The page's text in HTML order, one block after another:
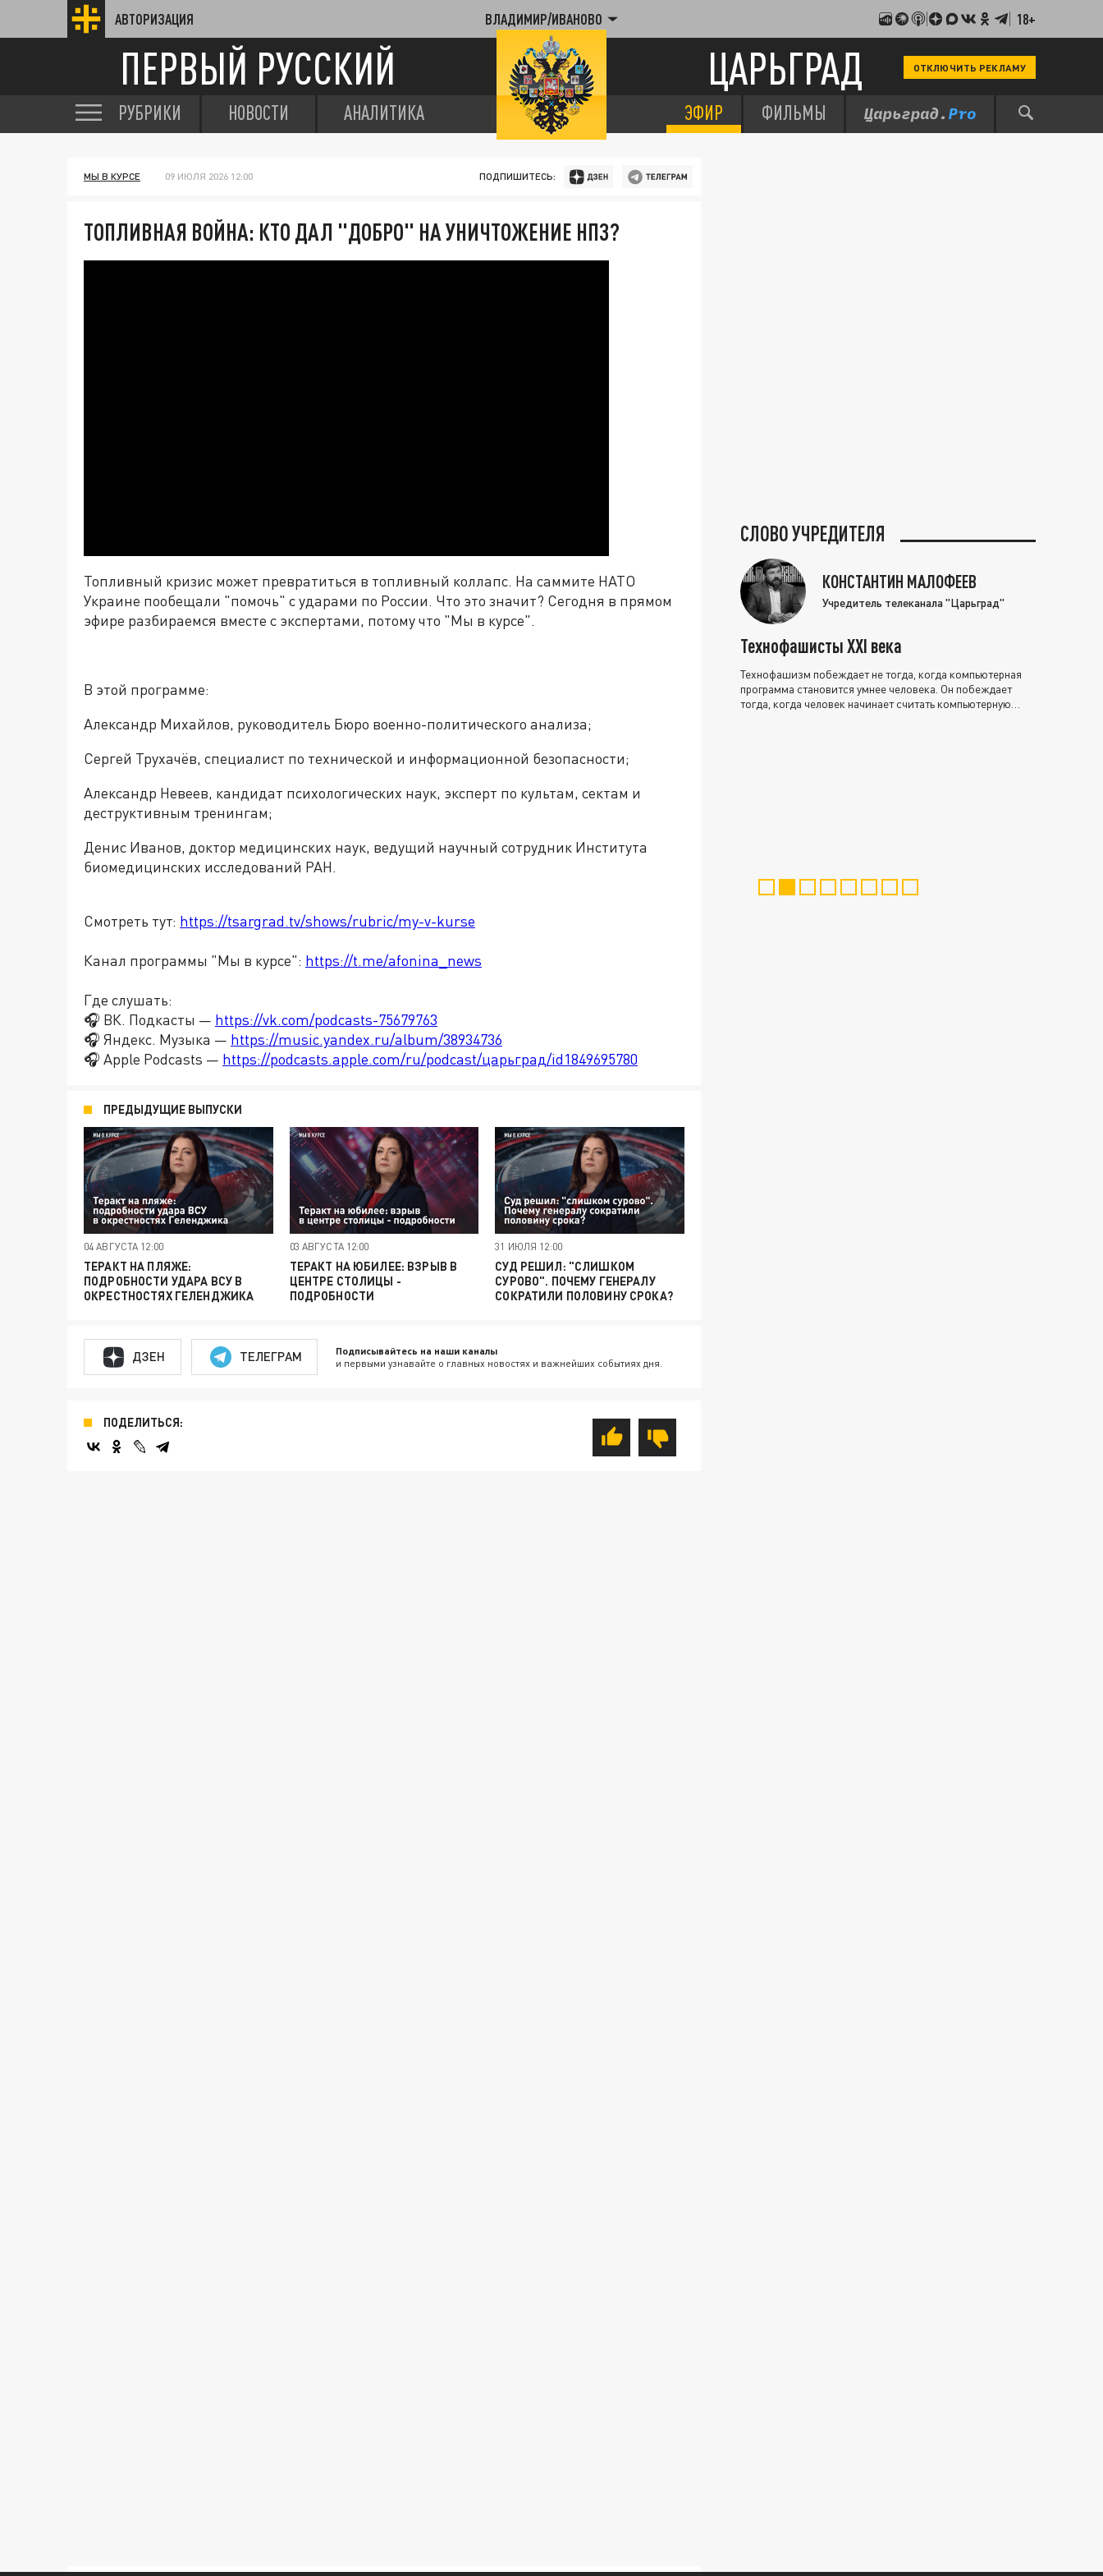
АВТОРИЗАЦИЯ ВЛАДИМИР/ИВАНОВО 18+
ПЕРВЫЙ РУССКИЙ ЦАРЬГРАД ОТКЛЮЧИТЬ РЕКЛАМУ
РУБРИКИ НОВОСТИ АНАЛИТИКА ЭФИР ФИЛЬМЫ
МЫ В КУРСЕ 09 ИЮЛЯ 2026 12:00 ПОДПИШИТЕСЬ:
ТОПЛИВНАЯ ВОЙНА: КТО ДАЛ "ДОБРО" НА УНИЧТОЖЕНИЕ НПЗ?
Топливный кризис может превратиться в топливный коллапс. На саммите НАТО
Украине пообещали "помочь" с ударами по России. Что это значит? Сегодня в прямом
эфире разбираемся вместе с экспертами, потому что "Мы в курсе".
В этой программе:
Александр Михайлов, руководитель Бюро военно-политического анализа;
Сергей Трухачёв, специалист по технической и информационной безопасности;
Александр Невеев, кандидат психологических наук, эксперт по культам, сектам и
деструктивным тренингам;
Денис Иванов, доктор медицинских наук, ведущий научный сотрудник Института
биомедицинских исследований РАН.
Смотреть тут: https://tsargrad.tv/shows/rubric/my-v-kurse
Канал программы "Мы в курсе": https://t.me/afonina_news
Где слушать:
🎧 ВК. Подкасты — https://vk.com/podcasts-75679763
🎧 Яндекс. Музыка — https://music.yandex.ru/album/38934736
🎧 Apple Podcasts — https://podcasts.apple.com/ru/podcast/царьград/id1849695780
ПРЕДЫДУЩИЕ ВЫПУСКИ
04 АВГУСТА 12:00
ТЕРАКТ НА ПЛЯЖЕ:
ПОДРОБНОСТИ УДАРА ВСУ В
ОКРЕСТНОСТЯХ ГЕЛЕНДЖИКА
03 АВГУСТА 12:00
ТЕРАКТ НА ЮБИЛЕЕ: ВЗРЫВ В
ЦЕНТРЕ СТОЛИЦЫ -
ПОДРОБНОСТИ
31 ИЮЛЯ 12:00
СУД РЕШИЛ: "СЛИШКОМ
СУРОВО". ПОЧЕМУ ГЕНЕРАЛУ
СОКРАТИЛИ ПОЛОВИНУ СРОКА?
ДЗЕН ТЕЛЕГРАМ Подписывайтесь на наши каналы
и первыми узнавайте о главных новостях и важнейших событиях дня.
ПОДЕЛИТЬСЯ:
СЛОВО УЧРЕДИТЕЛЯ
КОНСТАНТИН МАЛОФЕЕВ
Учредитель телеканала "Царьград"
Технофашисты XXI века
Технофашизм побеждает не тогда, когда компьютерная
программа становится умнее человека. Он побеждает
тогда, когда человек начинает считать компьютерную